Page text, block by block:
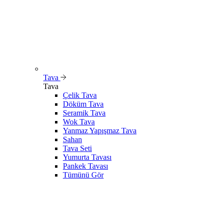
Tava
Tava
Çelik Tava
Döküm Tava
Seramik Tava
Wok Tava
Yanmaz Yapışmaz Tava
Sahan
Tava Seti
Yumurta Tavası
Pankek Tavası
Tümünü Gör